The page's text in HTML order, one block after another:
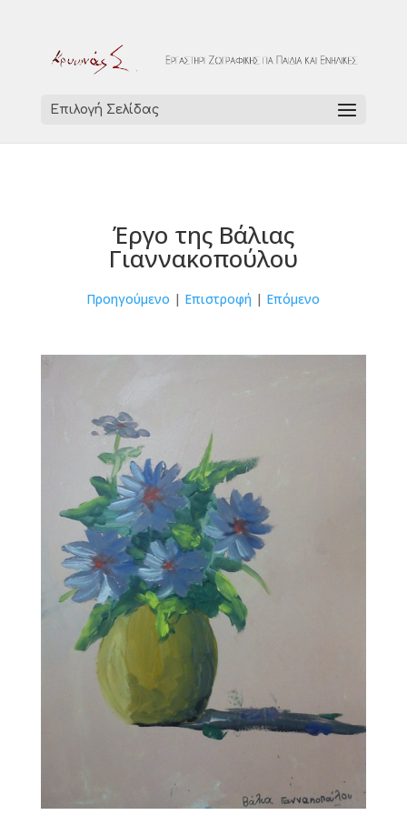
Επιλογή Σελίδας
Έργο της Βάλιας
Γιαννακοπούλου
Προηγούμενο | Επιστροφή | Επόμενο